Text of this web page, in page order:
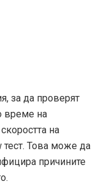
за да проверят
време на
на
тест. Това може да
причините